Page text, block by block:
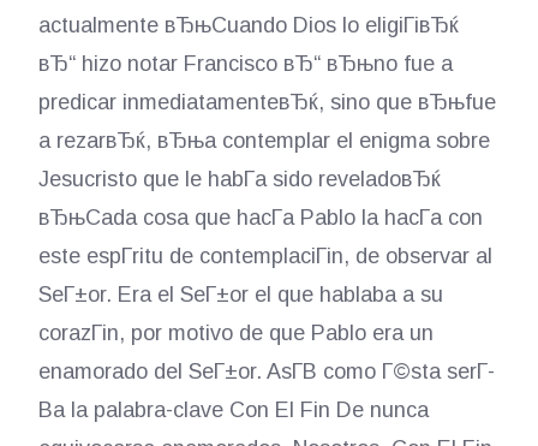
actualmente вЂњCuando Dios lo eligiГівЂќ
вЂ“ hizo notar Francisco вЂ“ вЂњno fue a
predicar inmediatamenteвЂќ, sino que вЂњfue
a rezarвЂќ, вЂњa contemplar el enigma sobre
Jesucristo que le habГ­a sido reveladoвЂќ
вЂњCada cosa que hacГ­a Pablo la hacГ­a con
este espГ­ritu de contemplaciГіn, de observar al
SeГ±or. Era el SeГ±or el que hablaba a su
corazГіn, por motivo de que Pablo era un
enamorado del SeГ±or. AsГ­В­ como Г©sta serГ­
В­a la palabra-clave Con El Fin De nunca